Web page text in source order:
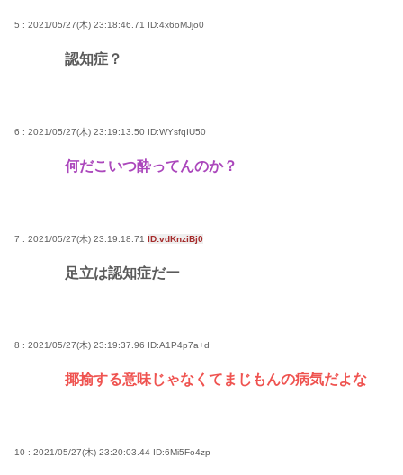
5 : 2021/05/27(木) 23:18:46.71 ID:4x6oMJjo0
認知症？
6 : 2021/05/27(木) 23:19:13.50 ID:WYsfqIU50
何だこいつ酔ってんのか？
7 : 2021/05/27(木) 23:19:18.71 ID:vdKnziBj0
足立は認知症だー
8 : 2021/05/27(木) 23:19:37.96 ID:A1P4p7a+d
揶揄する意味じゃなくてまじもんの病気だよな
10 : 2021/05/27(木) 23:20:03.44 ID:6Mi5Fo4zp